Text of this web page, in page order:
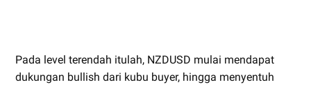
Pada level terendah itulah, NZDUSD mulai mendapat
dukungan bullish dari kubu buyer, hingga menyentuh